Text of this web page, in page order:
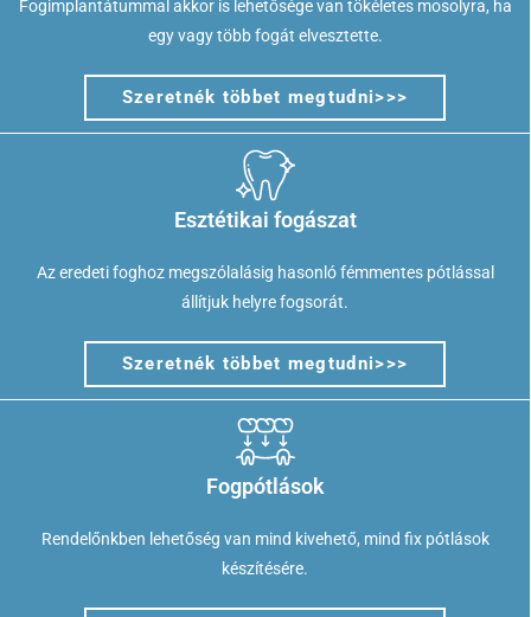
Fogimplantátummal akkor is lehetősége van tökéletes mosolyra, ha
egy vagy több fogát elvesztette.
Szeretnék többet megtudni>>>
Esztétikai fogászat
Az eredeti foghoz megszólalásig hasonló fémmentes pótlással
állítjuk helyre fogsorát.
Szeretnék többet megtudni>>>
Fogpótlások
Rendelőnkben lehetőség van mind kivehető, mind fix pótlások
készítésére.